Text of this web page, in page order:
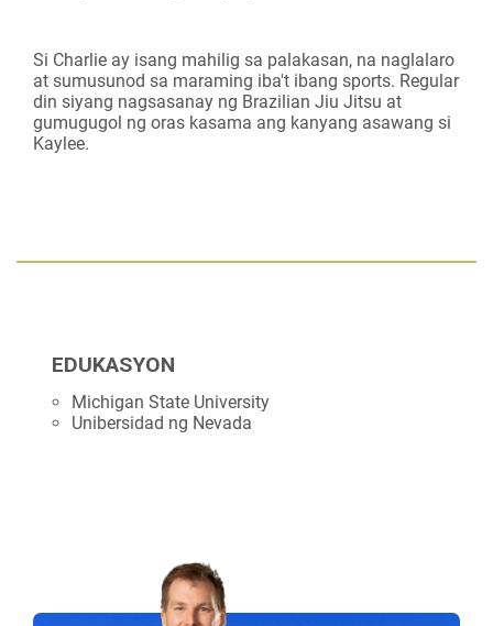
Si Charlie ay isang mahilig sa palakasan, na naglalaro
at sumusunod sa maraming iba't ibang sports. Regular
din siyang nagsasanay ng Brazilian Jiu Jitsu at
gumugugol ng oras kasama ang kanyang asawang si
Kaylee.
EDUKASYON
Michigan State University
Unibersidad ng Nevada